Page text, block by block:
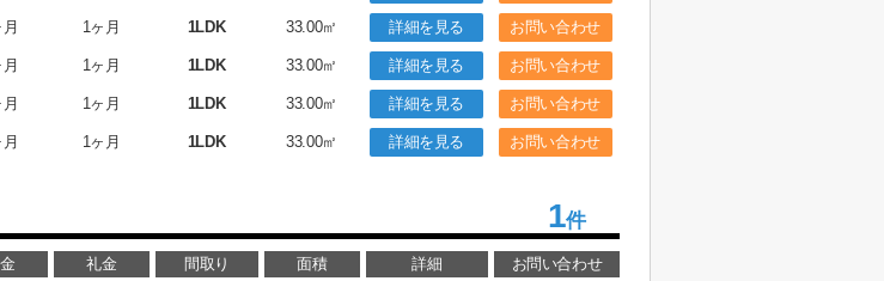
1ヶ月 1LDK 33.00㎡ 詳細を見る お問い合わせ
1ヶ月 1LDK 33.00㎡ 詳細を見る お問い合わせ
1ヶ月 1LDK 33.00㎡ 詳細を見る お問い合わせ
1ヶ月 1LDK 33.00㎡ 詳細を見る お問い合わせ
1件
礼金 間取り 面積 詳細
お問い合わせ